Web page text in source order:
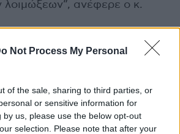
Not Process My Personal
of the sale, sharing to third parties, or
or sensitive information for
by us, please use the below opt-out
selection. Please note that after your
λοιμώξεων”, ανέφερε ο κ.
νέα υπουργική
προσωπικό, ώστε να
το ποσοστό εκείνων, οι
την υγιεινή των